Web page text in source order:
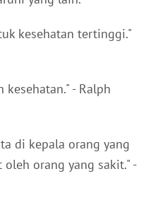
kesehatan tertinggi."
kesehatan." - Ralph
di kepala orang yang
orang yang sakit." -